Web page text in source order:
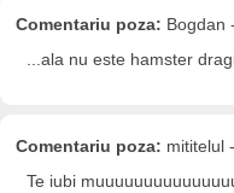
Comentariu poza: Bogdan
...ala nu este hamster
Comentariu poza: mititelul
Te iubi